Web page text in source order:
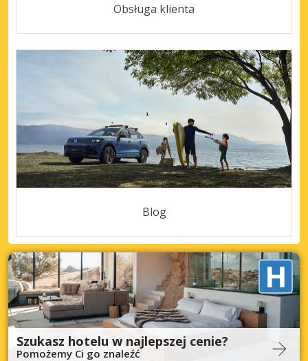
Obsługa klienta
Blog
Szukasz hotelu w najlepszej cenie?
Pomożemy Ci go znaleźć